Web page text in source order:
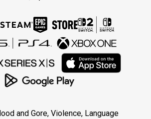
and Gore, Violence, Language